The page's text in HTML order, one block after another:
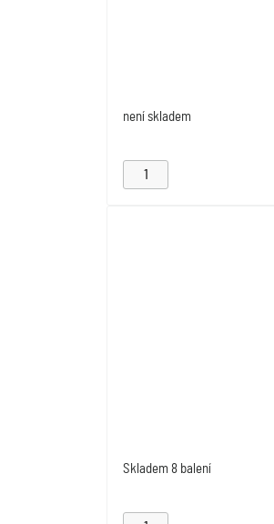
není skladem
Skladem 8 balení